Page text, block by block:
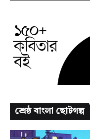
শ্রেষ্ঠ বাংলা ছোটগল্প